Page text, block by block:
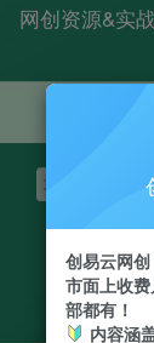
网创资源&实
项目
创易云网
市面上收
部都有！
内容涵